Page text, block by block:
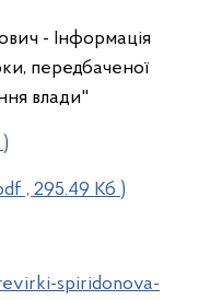
передбаченої
влади"
, 295.49 Кб )
spiridonova-